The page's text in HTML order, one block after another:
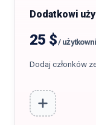
Dodatkowi
25 $/
Dodaj członków